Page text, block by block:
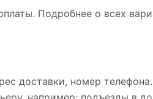
Подробнее о всех
доставки, номер